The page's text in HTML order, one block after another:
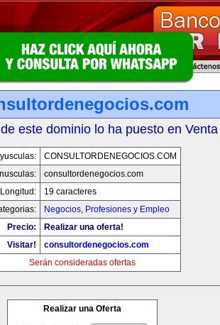
este dominio lo ha puesto en Venta
CONSULTORDENEGOCIOS.COM
consultordenegocios.com
Longitud:
19 caracteres
Negocios, Profesiones y Empleo
Precio:
Realizar una oferta!
Visitar!
consultordenegocios.com
Serán consideradas ofertas
Realizar una Oferta